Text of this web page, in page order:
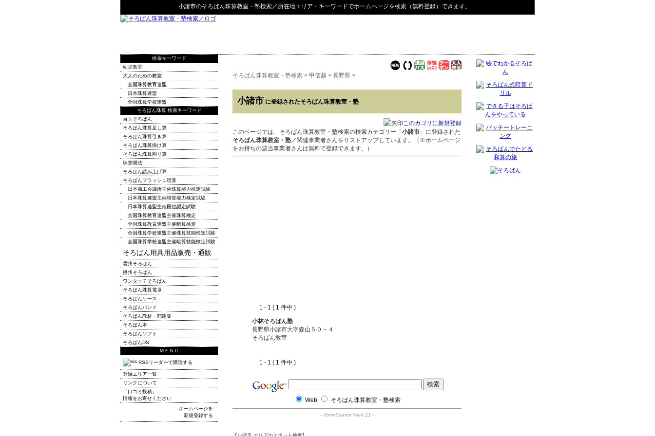
小諸市のそろばん珠算教室・塾検索／所在地エリア・キーワードでホームページを検索（無料登録）できます。
そろばん珠算教室・塾検索 > 甲信越 > 長野県 >
小諸市 に登録されたそろばん珠算教室・塾
このカゴリに新規登録
このページでは、そろばん珠算教室・塾検索の検索カテゴリー「 小諸市 」に登録された
そろばん珠算教室・塾／関連事業者さんをリストアップしています。（※ホームページ
をお持ちの該当事業者さんは無料で登録できます。）
1 - 1 ( 1 件中 )
小林そろばん塾
長野県小諸市大字森山５０－４
そろばん教室
1 - 1 ( 1 件中 )
Web そろばん珠算教室・塾検索
- Yomi-Search Ver4.21 -
検索キーワード
幼児教室
大人のための教室
全国珠算教育連盟
日本珠算連盟
全国珠算学校連盟
そろばん珠算 検索キーワード
百玉そろばん
そろばん珠算足し算
そろばん珠算引き算
そろばん珠算掛け算
そろばん珠算割り算
珠算開法
そろばん読み上げ算
そろばんフラッシュ暗算
日本商工会議所主催珠算能力検定試験
日本珠算連盟主催暗算能力検定試験
日本珠算連盟主催段位認定試験
全国珠算教育連盟主催珠算検定
全国珠算教育連盟主催暗算検定
全国珠算学校連盟主催珠算技能検定試験
全国珠算学校連盟主催暗算技能検定試験
そろばん用具用品販売・通販
雲州そろばん
播州そろばん
ワンタッチそろばん
そろばん珠算電卓
そろばんケース
そろばんバンド
そろばん教材・問題集
そろばん本
そろばんソフト
そろばんDS
ＭＥＮＵ
RSSリーダーで購読する
登録エリア一覧
リンクについて
「口コミ投稿」
情報をお寄せください
ホームページを
新規登録する